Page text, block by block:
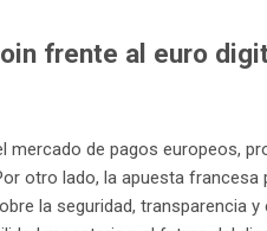
frente al euro
mercado de pagos europeos,
otro lado, la apuesta francesa
la seguridad, transparencia y